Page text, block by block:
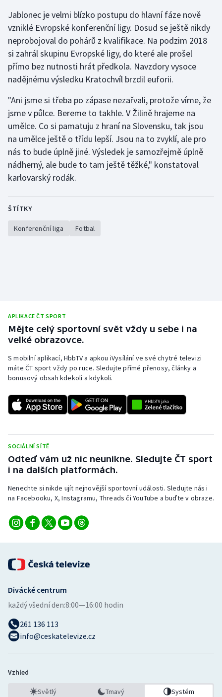
Sportovní střelba
Stolní tenis
Triatlon
Veslování
Vodní slalom
Volejbal
Ostatní
Jablonec je velmi blízko postupu do hlavní fáze nově
vzniklé Evropské konferenční ligy. Dosud se ještě nikdy
neprobojoval do pohárů z kvalifikace. Na podzim 2018
si zahrál skupinu Evropské ligy, do které ale prošel
přímo bez nutnosti hrát předkola. Navzdory vysoce
nadějnému výsledku Kratochvíl brzdil euforii.
"Ani jsme si třeba po zápase nezařvali, protože víme, že
jsme v půlce. Bereme to takhle. V Žilině hrajeme na
umělce. Co si pamatuju z hraní na Slovensku, tak jsou
na umělce ještě o třídu lepší. Jsou na to zvyklí, ale pro
nás to bude úplně jiné. Výsledek je samozřejmě úplně
nádherný, ale bude to tam ještě těžké," konstatoval
karlovarský rodák.
ŠTÍTKY
Konferenční liga Fotbal
APLIKACE ČT SPORT
Mějte celý sportovní svět vždy u sebe i na
velké obrazovce.
S mobilní aplikací, HbbTV a apkou iVysílání ve své chytré televizi
máte ČT sport vždy po ruce. Sledujte přímé přenosy, články a
bonusový obsah kdekoli a kdykoli.
SOCIÁLNÍ SÍTĚ
Odteď vám už nic neunikne. Sledujte ČT sport
i na dalších platformách.
Nenechte si nikde ujít nejnovější sportovní události. Sledujte nás i
na Facebooku, X, Instagramu, Threads či YouTube a buďte v obraze.
Divácké centrum
každý všední den:8:00—16:00 hodin
261 136 113
info@ceskatelevize.cz
Vzhled
Světlý Tmavý Systém